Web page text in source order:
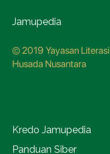
Jamupedia
© 2019 Yayasan Literasi
Husada Nusantara
Kredo Jamupedia
Panduan Siber